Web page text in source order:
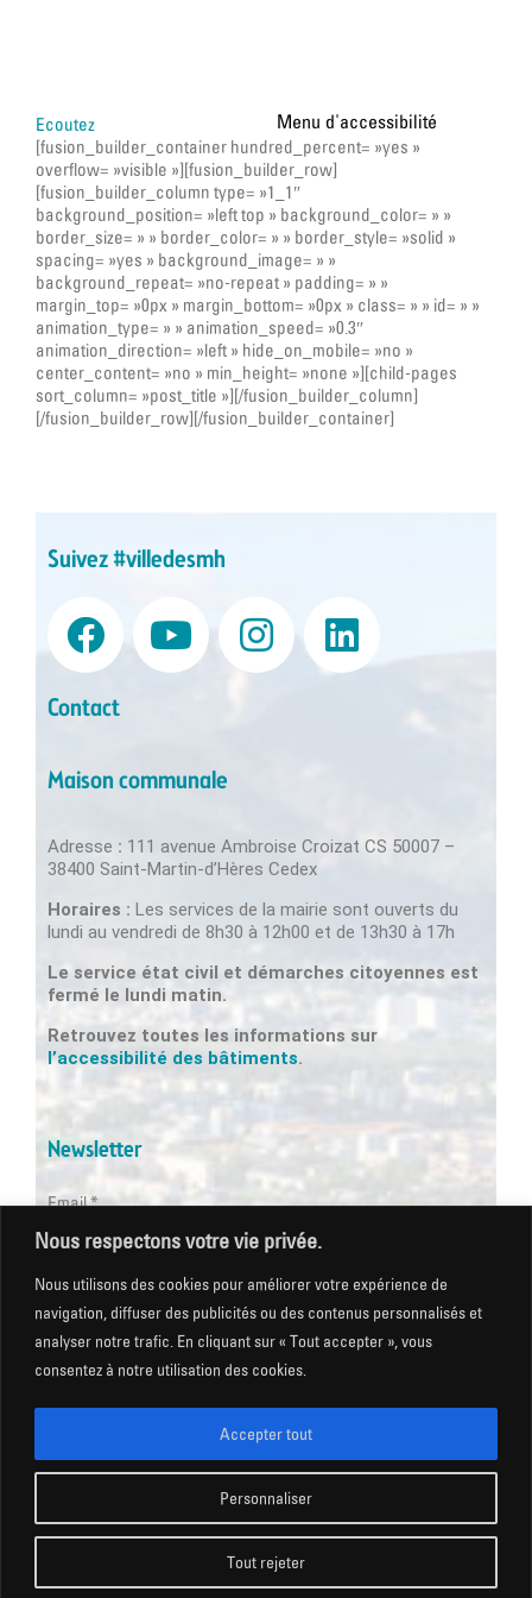
Nous respectons votre vie privée.
Nous utilisons des cookies pour améliorer votre expérience de
navigation, diffuser des publicités ou des contenus personnalisés et
analyser notre trafic. En cliquant sur « Tout accepter », vous
consentez à notre utilisation des cookies.
Personnaliser
Tout rejeter
Accepter tout
Ecoutez
[fusion_builder_container hundred_percent= »yes »
overflow= »visible »][fusion_builder_row]
[fusion_builder_column type= »1_1″
background_position= »left top » background_color= » »
border_size= » » border_color= » » border_style= »solid »
spacing= »yes » background_image= » »
background_repeat= »no-repeat » padding= » »
margin_top= »0px » margin_bottom= »0px » class= » » id= » »
animation_type= » » animation_speed= »0.3″
animation_direction= »left » hide_on_mobile= »no »
center_content= »no » min_height= »none »][child-pages
sort_column= »post_title »][/fusion_builder_column]
[/fusion_builder_row][/fusion_builder_container]
Suivez #villedesmh
Contact
Maison communale
Adresse : 111 avenue Ambroise Croizat CS 50007 –
38400 Saint-Martin-d’Hères Cedex
Horaires : Les services de la mairie sont ouverts du
lundi au vendredi de 8h30 à 12h00 et de 13h30 à 17h
Le service état civil et démarches citoyennes est
fermé le lundi matin.
Retrouvez toutes les informations sur
l’accessibilité des bâtiments.
Newsletter
Email *
Les champs suivis d'une * sont obligatoires
COPYRIGHT @ Ville de Saint Martin d’Hères 2026